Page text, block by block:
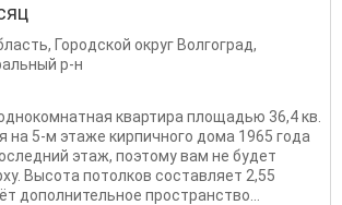
, Городской округ Волгоград,
р-н
квартира площадью 36,4 кв.
на 5-м этаже кирпичного дома 1965 года
этаж, поэтому вам не будет
Высота потолков составляет 2,55
дополнительное пространство...